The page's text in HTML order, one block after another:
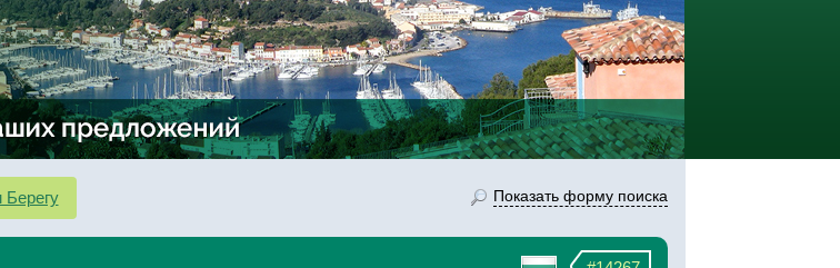
Показать форму поиска